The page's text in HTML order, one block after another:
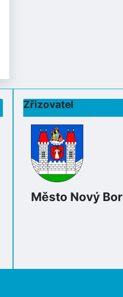
2023
Zřizovatel
Město Nový Bor